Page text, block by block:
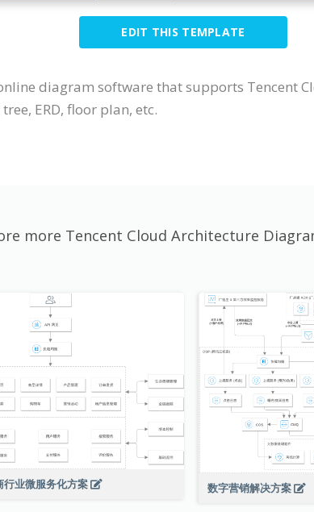
EDIT THIS TEMPLATE
diagram software that supports Tencent
ERD, floor plan, etc.
more Tencent Cloud Architecture
行业微服务化方案
数字营销解决方案